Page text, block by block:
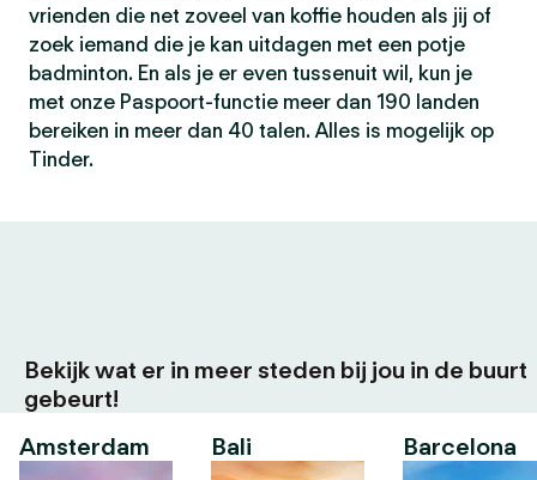
vrienden die net zoveel van koffie houden als jij of
zoek iemand die je kan uitdagen met een potje
badminton. En als je er even tussenuit wil, kun je
met onze Paspoort-functie meer dan 190 landen
bereiken in meer dan 40 talen. Alles is mogelijk op
Tinder.
Bekijk wat er in meer steden bij jou in de buurt
gebeurt!
Amsterdam
Bali Barcelona